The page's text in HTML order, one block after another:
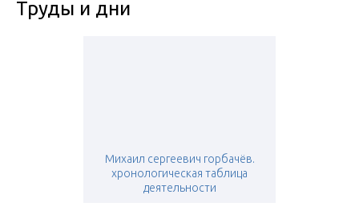
Труды и дни
Михаил сергеевич горбачёв.
хронологическая таблица
деятельности